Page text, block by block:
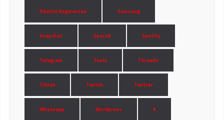
Réalité Augmentée Samsung
Snapchat SpaceX Spotify
Telegram Tesla Threads
Tiktok Twitch Twitter
Whatsapp Wordpress X